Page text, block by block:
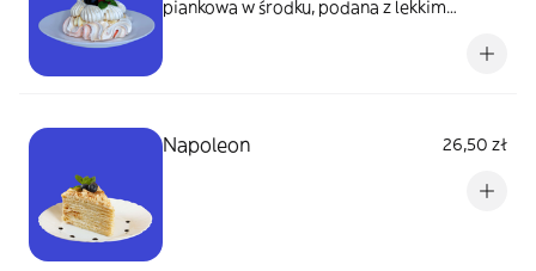
piankowa w środku, podana z lekkim
owocami. Deser pełen elegancji, lekkości i
Napoleon 26,50 zł